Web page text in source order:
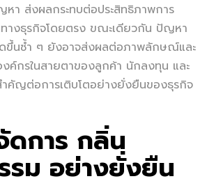
หา ส่งผลกระทบต่อประสิทธิภาพการ
ทางธุรกิจโดยตรง ขณะเดียวกัน ปัญหา
ขึ้นซ้ำ ๆ ยังอาจส่งผลต่อภาพลักษณ์และ
ค์กรในสายตาของลูกค้า นักลงทุน และ
คัญต่อการเติบโตอย่างยั่งยืนของธุรกิจ
ดการ กลิ่น
รม อย่างยั่งยืน